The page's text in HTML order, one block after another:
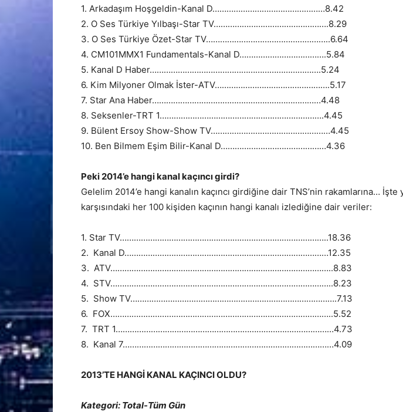
1. Arkadaşım Hoşgeldin-Kanal D…………………………………………8.42
2. O Ses Türkiye Yılbaşı-Star TV………………………………………….8.29
3. O Ses Türkiye Özet-Star TV……………………………………………..6.64
4. CM101MMX1 Fundamentals-Kanal D……………………………….5.84
5. Kanal D Haber……………………………………………………………….5.24
6. Kim Milyoner Olmak İster-ATV………………………………………….5.17
7. Star Ana Haber………………………………………………………………4.48
8. Seksenler-TRT 1…………………………………………………………….4.45
9. Bülent Ersoy Show-Show TV……………………………………………4.45
10. Ben Bilmem Eşim Bilir-Kanal D………………………………………4.36
Peki 2014’e hangi kanal kaçıncı girdi?
Gelelim 2014’e hangi kanalın kaçıncı girdiğine dair TNS’nin rakamlarına… İşte
karşısındaki her 100 kişiden kaçının hangi kanalı izlediğine dair veriler:
1. Star TV……………………………………………………………………………..18.36
2. Kanal D……………………………………………………………………………12.35
3. ATV…………………………………………………………………………………..8.83
4. STV…………………………………………………………………………………..8.23
5. Show TV…………………………………………………………………………….7.13
6. FOX…………………………………………………………………………………..5.52
7. TRT 1…………………………………………………………………………………4.73
8. Kanal 7………………………………………………………………………………4.09
2013’TE HANGİ KANAL KAÇINCI OLDU?
Kategori: Total-Tüm Gün